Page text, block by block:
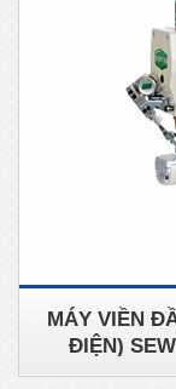
MÁY VIỀN
ĐIỆN)